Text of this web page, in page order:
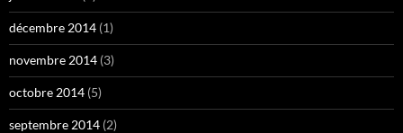
décembre 2014 (1)
novembre 2014 (3)
octobre 2014 (5)
septembre 2014 (2)